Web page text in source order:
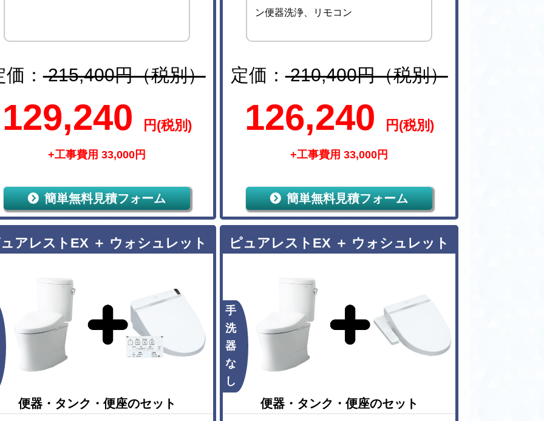
価：215,400円（税別）
129,240 円(税別)
+工事費用 33,000円
簡単無料見積フォーム
ン便器洗浄、リモコン
定価：210,400円（税別）
126,240 円(税別)
+工事費用 33,000円
簡単無料見積フォーム
アレストEX ＋ ウォシュレット
便器・タンク・便座のセット
手
洗
器
な
し
ピュアレストEX ＋ ウォシュレット
便器・タンク・便座のセット